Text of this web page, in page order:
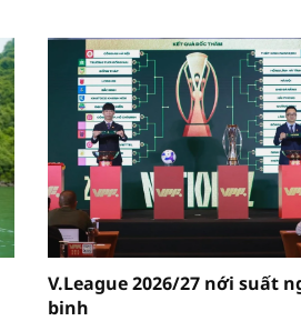
V.League 2026/27 nới suất
binh